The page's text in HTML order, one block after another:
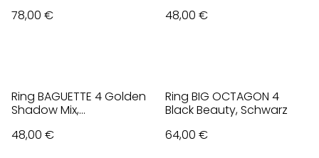
78,00 €
48,00 €
Ring BAGUETTE 4 Golden
Shadow Mix,
48,00 €
Ring BIG OCTAGON 4
Black Beauty, Schwarz
64,00 €